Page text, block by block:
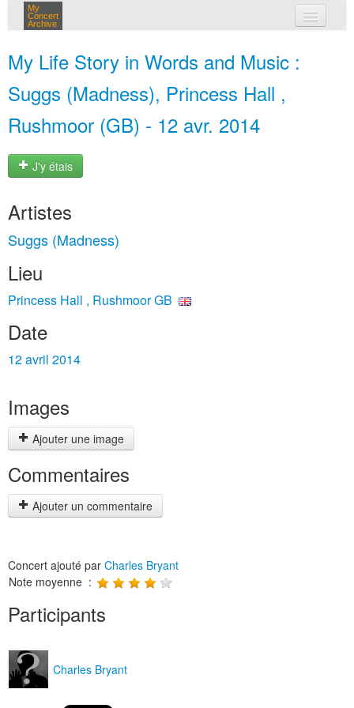
My
Concert
Archive
My Life Story in Words and Music :
Suggs (Madness), Princess Hall ,
Rushmoor (GB) - 12 avr. 2014
J'y étais
Artistes
Suggs (Madness)
Lieu
Princess Hall , Rushmoor GB
Date
12 avril 2014
Images
Ajouter une image
Commentaires
Ajouter un commentaire
Concert ajouté par Charles Bryant
Note moyenne :
Participants
Charles Bryant